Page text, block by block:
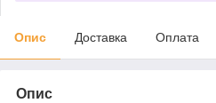
Опис Доставка Оплата
Опис